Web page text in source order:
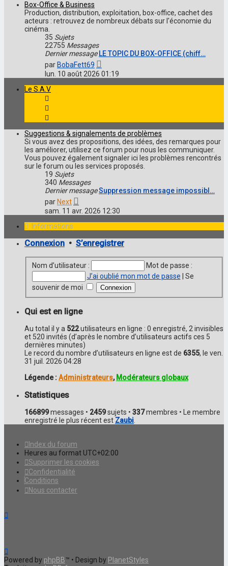
Box-Office & Business
Production, distribution, exploitation, box-office, cachet des
acteurs : retrouvez de nombreux débats sur l'économie du
cinéma.
35 Sujets
22755 Messages
Dernier message LE TOPIC DU BOX-OFFICE (chiff…
par BobaFett69
le
dernier
message
lun. 10 août 2026 01:19
Le S.A.V
Suggestions & signalements de problèmes
Si vous avez des propositions, des idées, des remarques pour
les améliorer, utilisez ce forum pour nous les communiquer.
Vous pouvez également signaler ici les problèmes rencontrés
sur le forum ou les services proposés.
19 Sujets
340 Messages
Dernier messageSuppression message impossibl…
par Next
le
dernier
message
sam. 11 avr. 2026 12:30
Informations
Connexion • S’enregistrer
Nom d’utilisateur :
Mot de passe :
J’ai oublié mon mot de passe
Se
souvenir de moi
Qui est en ligne
Au total il y a 522utilisateurs en ligne : 0 enregistré, 2 invisibles
et 520 invités (d’après le nombre d’utilisateurs actifs ces 5
dernières minutes)
Le record du nombre d’utilisateurs en ligne est de 6355, le ven.
31 juil. 2026 04:28
Légende :Administrateurs, Modérateurs globaux
Statistiques
166899messages • 2459sujets • 337membres • Le membre
enregistré le plus récent est Zaubi
Index du forum
Heures au format UTC+02:00
Supprimer les cookies
Confidentialité
Conditions
Nous contacter
Powered by phpBB™ • Design by PlanetStyles